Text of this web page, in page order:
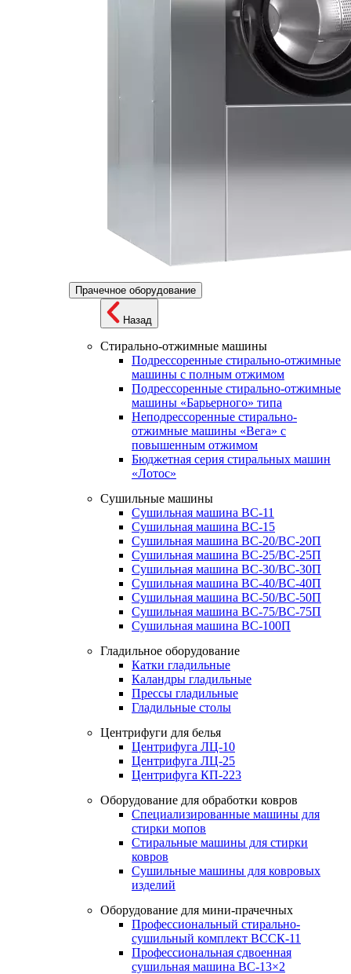
Прачечное оборудование
Назад
Стирально-отжимные машины
Подрессоренные стирально-отжимные
машины с полным отжимом
Подрессоренные стирально-отжимные
машины «Барьерного» типа
Неподрессоренные стирально-
отжимные машины «Вега» с
повышенным отжимом
Бюджетная серия стиральных машин
«Лотос»
Сушильные машины
Сушильная машина ВС-11
Сушильная машина ВС-15
Сушильная машина ВС-20/ВС-20П
Сушильная машина ВС-25/ВС-25П
Сушильная машина ВС-30/ВС-30П
Сушильная машина ВС-40/ВС-40П
Сушильная машина ВС-50/ВС-50П
Сушильная машина ВС-75/ВС-75П
Сушильная машина ВС-100П
Гладильное оборудование
Катки гладильные
Каландры гладильные
Прессы гладильные
Гладильные столы
Центрифуги для белья
Центрифуга ЛЦ-10
Центрифуга ЛЦ-25
Центрифуга КП-223
Оборудование для обработки ковров
Специализированные машины для
стирки мопов
Стиральные машины для стирки
ковров
Сушильные машины для ковровых
изделий
Оборудование для мини-прачечных
Профессиональный стирально-
сушильный комплект ВССК-11
Профессиональная сдвоенная
сушильная машина ВС-13×2